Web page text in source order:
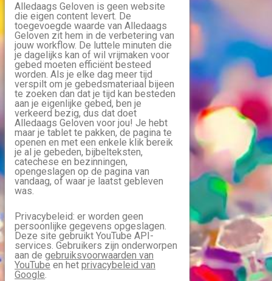
Alledaags Geloven is geen website
die eigen content levert. De
toegevoegde waarde van Alledaags
Geloven zit hem in de verbetering van
jouw workflow. De luttele minuten die
je dagelijks kan of wil vrijmaken voor
gebed moeten efficiënt besteed
worden. Als je elke dag meer tijd
verspilt om je gebedsmateriaal bijeen
te zoeken dan dat je tijd kan besteden
aan je eigenlijke gebed, ben je
verkeerd bezig, dus dat doet
Alledaags Geloven voor jou! Je hebt
maar je tablet te pakken, de pagina te
openen en met een enkele klik bereik
je al je gebeden, bijbelteksten,
catechese en bezinningen,
opengeslagen op de pagina van
vandaag, of waar je laatst gebleven
was.
Privacybeleid: er worden geen
persoonlijke gegevens opgeslagen.
Deze site gebruikt YouTube API-
services. Gebruikers zijn onderworpen
aan de gebruiksvoorwaarden van
YouTube en het privacybeleid van
Google.